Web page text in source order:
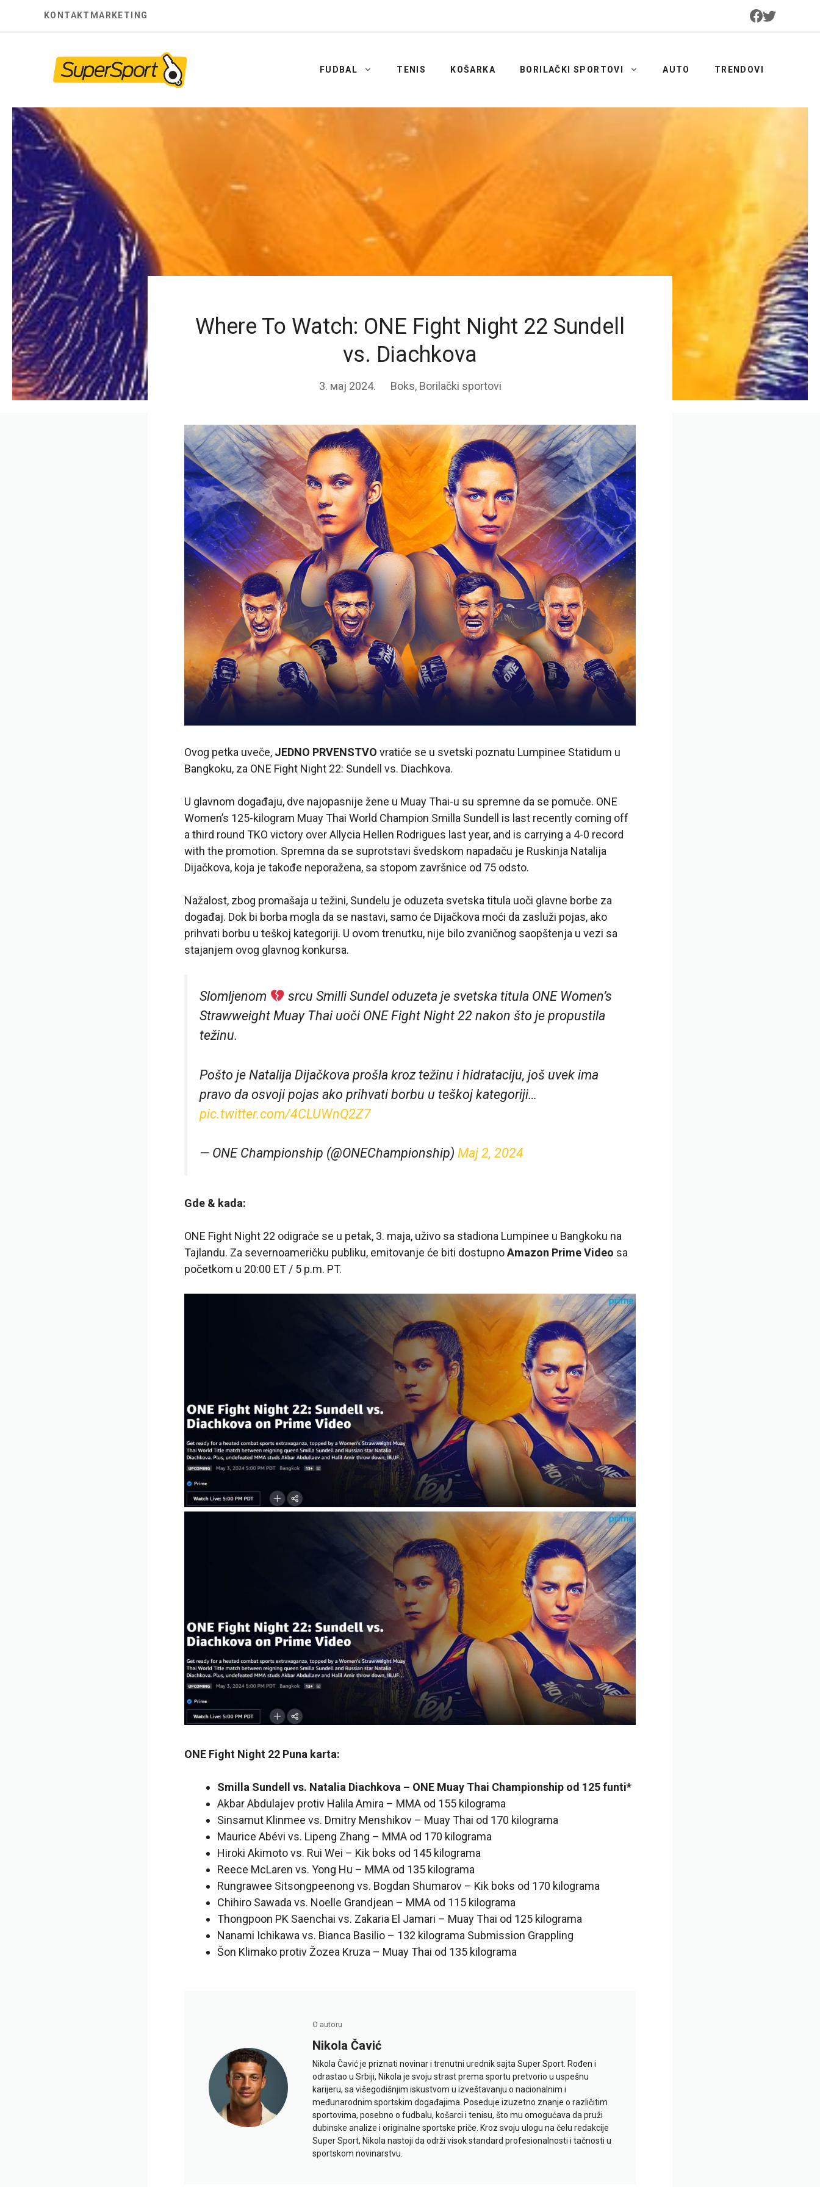
KONTAKT MARKETING
FUDBAL TENIS KOŠARKA BORILAČKI SPORTOVI AUTO TRENDOVI
Where To Watch: ONE Fight Night 22 Sundell
vs. Diachkova
3. мај 2024. Boks, Borilački sportovi
Ovog petka uveče, JEDNO PRVENSTVO vratiće se u svetski poznatu Lumpinee Statidum u
Bangkoku, za ONE Fight Night 22: Sundell vs. Diachkova.
U glavnom događaju, dve najopasnije žene u Muay Thai-u su spremne da se pomuče. ONE
Women’s 125-kilogram Muay Thai World Champion Smilla Sundell is last recently coming off
a third round TKO victory over Allycia Hellen Rodrigues last year, and is carrying a 4-0 record
with the promotion. Spremna da se suprotstavi švedskom napadaču je Ruskinja Natalija
Dijačkova, koja je takođe neporažena, sa stopom završnice od 75 odsto.
Nažalost, zbog promašaja u težini, Sundelu je oduzeta svetska titula uoči glavne borbe za
događaj. Dok bi borba mogla da se nastavi, samo će Dijačkova moći da zasluži pojas, ako
prihvati borbu u teškoj kategoriji. U ovom trenutku, nije bilo zvaničnog saopštenja u vezi sa
stajanjem ovog glavnog konkursa.
Slomljenom
srcu Smilli Sundel oduzeta je svetska titula ONE Women’s
Strawweight Muay Thai uoči ONE Fight Night 22 nakon što je propustila
težinu.
Pošto je Natalija Dijačkova prošla kroz težinu i hidrataciju, još uvek ima
pravo da osvoji pojas ako prihvati borbu u teškoj kategoriji…
pic.twitter.com/4CLUWnQ2Z7
— ONE Championship (@ONEChampionship) Maj 2, 2024
Gde & kada:
ONE Fight Night 22 odigraće se u petak, 3. maja, uživo sa stadiona Lumpinee u Bangkoku na
Tajlandu. Za severnoameričku publiku, emitovanje će biti dostupnoAmazon Prime Video sa
početkom u 20:00 ET / 5 p.m. PT.
ONE Fight Night 22 Puna karta:
Smilla Sundell vs. Natalia Diachkova – ONE Muay Thai Championship od 125 funti*
Akbar Abdulajev protiv Halila Amira – MMA od 155 kilograma
Sinsamut Klinmee vs. Dmitry Menshikov – Muay Thai od 170 kilograma
Maurice Abévi vs. Lipeng Zhang – MMA od 170 kilograma
Hiroki Akimoto vs. Rui Wei – Kik boks od 145 kilograma
Reece McLaren vs. Yong Hu – MMA od 135 kilograma
Rungrawee Sitsongpeenong vs. Bogdan Shumarov – Kik boks od 170 kilograma
Chihiro Sawada vs. Noelle Grandjean – MMA od 115 kilograma
Thongpoon PK Saenchai vs. Zakaria El Jamari – Muay Thai od 125 kilograma
Nanami Ichikawa vs. Bianca Basilio – 132 kilograma Submission Grappling
Šon Klimako protiv Žozea Kruza – Muay Thai od 135 kilograma
O autoru
Nikola Čavić
Nikola Čavić je priznati novinar i trenutni urednik sajta Super Sport. Rođen i
odrastao u Srbiji, Nikola je svoju strast prema sportu pretvorio u uspešnu
karijeru, sa višegodišnjim iskustvom u izveštavanju o nacionalnim i
međunarodnim sportskim događajima. Poseduje izuzetno znanje o različitim
sportovima, posebno o fudbalu, košarci i tenisu, što mu omogućava da pruži
dubinske analize i originalne sportske priče. Kroz svoju ulogu na čelu redakcije
Super Sport, Nikola nastoji da održi visok standard profesionalnosti i tačnosti u
sportskom novinarstvu.